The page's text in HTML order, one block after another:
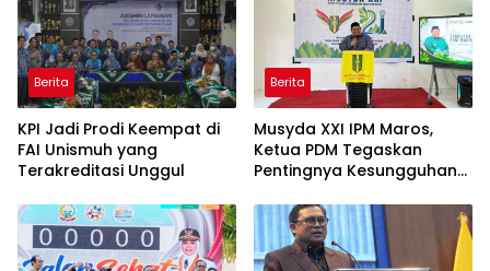
Berita
KPI Jadi Prodi Keempat di
FAI Unismuh yang
Terakreditasi Unggul
Berita
Musyda XXI IPM Maros,
Ketua PDM Tegaskan
Pentingnya Kesungguhan